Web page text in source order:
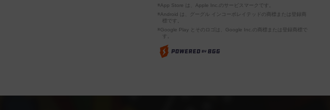
※App Store は、Apple Inc.のサービスマークです。
※Android は、グーグル インコーポレイテッドの商標または登録商
標です。
※Google Play とそのロゴは、Google Inc.の商標または登録商標で
す。